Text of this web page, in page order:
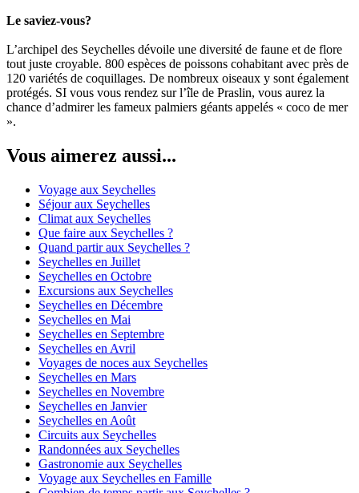
Le saviez-vous?
L’archipel des Seychelles dévoile une diversité de faune et de flore
tout juste croyable. 800 espèces de poissons cohabitant avec près de
120 variétés de coquillages. De nombreux oiseaux y sont également
protégés. SI vous vous rendez sur l’île de Praslin, vous aurez la
chance d’admirer les fameux palmiers géants appelés « coco de mer
».
Vous aimerez aussi...
Voyage aux Seychelles
Séjour aux Seychelles
Climat aux Seychelles
Que faire aux Seychelles ?
Quand partir aux Seychelles ?
Seychelles en Juillet
Seychelles en Octobre
Excursions aux Seychelles
Seychelles en Décembre
Seychelles en Mai
Seychelles en Septembre
Seychelles en Avril
Voyages de noces aux Seychelles
Seychelles en Mars
Seychelles en Novembre
Seychelles en Janvier
Seychelles en Août
Circuits aux Seychelles
Randonnées aux Seychelles
Gastronomie aux Seychelles
Voyage aux Seychelles en Famille